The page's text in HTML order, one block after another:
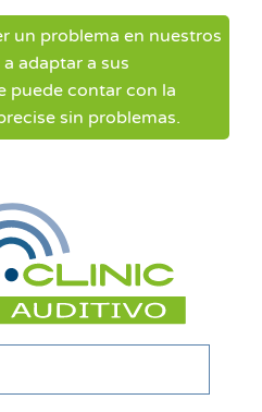
un problema en nuestros
adaptar a sus
puede contar con la
sin problemas.